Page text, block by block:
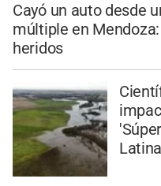
Cayó un auto desde
múltiple en
heridos
Latina